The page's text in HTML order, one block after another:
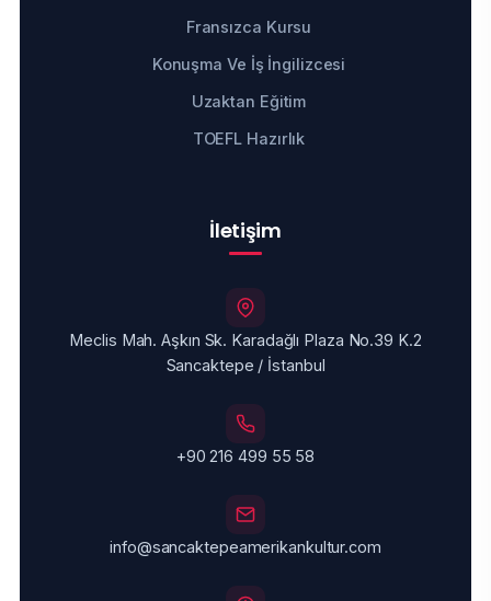
Fransızca Kursu
Konuşma Ve İş İngilizcesi
Uzaktan Eğitim
TOEFL Hazırlık
İletişim
Meclis Mah. Aşkın Sk. Karadağlı Plaza No.39 K.2
Sancaktepe / İstanbul
+90 216 499 55 58
info@sancaktepeamerikankultur.com